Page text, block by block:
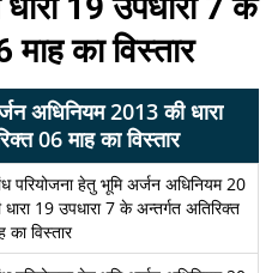
माह का विस्तार
अधिनियम 2013 की धारा
06 माह का विस्तार
परियोजना हेतु भूमि अर्जन अधिनियम 20
19 उपधारा 7 के अन्तर्गत अतिरिक्त
का विस्तार